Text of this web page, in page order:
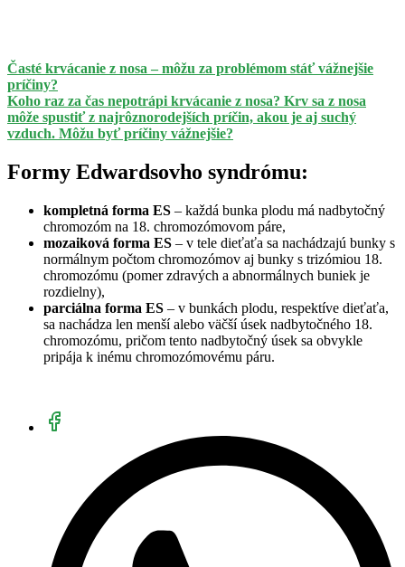
Časté krvácanie z nosa – môžu za problémom stáť vážnejšie
príčiny?
Koho raz za čas nepotrápi krvácanie z nosa? Krv sa z nosa
môže spustiť z najrôznorodejších príčin, akou je aj suchý
vzduch. Môžu byť príčiny vážnejšie?
Formy Edwardsovho syndrómu:
kompletná forma ES – každá bunka plodu má nadbytočný
chromozóm na 18. chromozómovom páre,
mozaiková forma ES – v tele dieťaťa sa nachádzajú bunky s
normálnym počtom chromozómov aj bunky s trizómiou 18.
chromozómu (pomer zdravých a abnormálnych buniek je
rozdielny),
parciálna forma ES – v bunkách plodu, respektíve dieťaťa,
sa nachádza len menší alebo väčší úsek nadbytočného 18.
chromozómu, pričom tento nadbytočný úsek sa obvykle
pripája k inému chromozómovému páru.